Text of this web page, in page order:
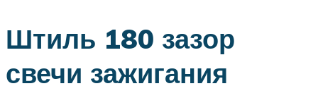
Штиль 180 зазор
свечи зажигания